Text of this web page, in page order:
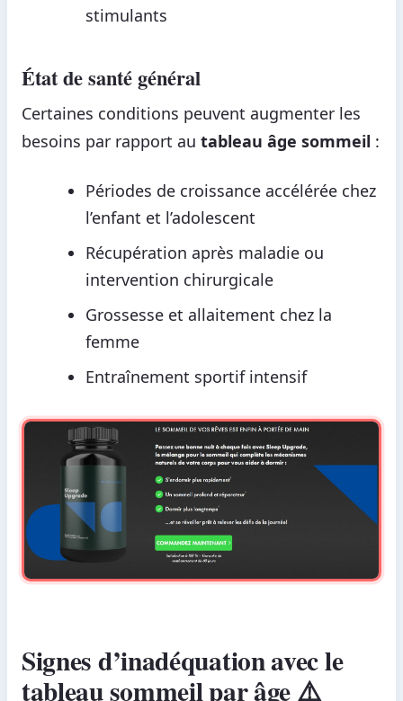
stimulants
État de santé général
Certaines conditions peuvent augmenter les
besoins par rapport au tableau âge sommeil :
Périodes de croissance accélérée chez
l’enfant et l’adolescent
Récupération après maladie ou
intervention chirurgicale
Grossesse et allaitement chez la
femme
Entraînement sportif intensif
Signes d’inadéquation avec le
tableau sommeil par âge ⚠️